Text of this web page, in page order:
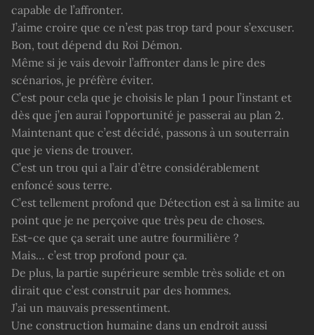
capable de l’affronter.
J’aime croire que ce n’est pas trop tard pour s’excuser.
Bon, tout dépend du Roi Démon.
Même si je vais devoir l’affronter dans le pire des
scénarios, je préfère éviter.
C’est pour cela que je choisis le plan 1 pour l’instant et
dès que j’en aurai l’opportunité je passerai au plan 2.
Maintenant que c’est décidé, passons à un souterrain
que je viens de trouver.
C’est un trou qui a l’air d’être considérablement
enfoncé sous terre.
C’est tellement profond que Détection est à sa limite au
point que je ne perçoive que très peu de choses.
Est-ce que ça serait une autre fourmilière ?
Mais… c’est trop profond pour ça.
De plus, la partie supérieure semble très solide et on
dirait que c’est construit par des hommes.
J’ai un mauvais pressentiment.
Une construction humaine dans un endroit aussi